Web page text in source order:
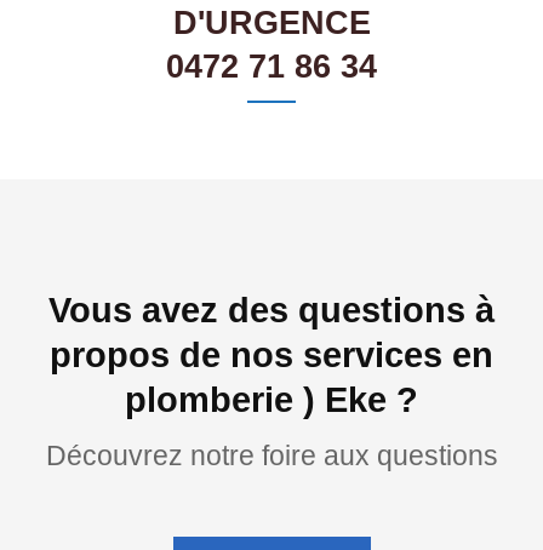
D'URGENCE
0472 71 86 34
Vous avez des questions à
propos de nos services en
plomberie ) Eke ?
Découvrez notre foire aux questions